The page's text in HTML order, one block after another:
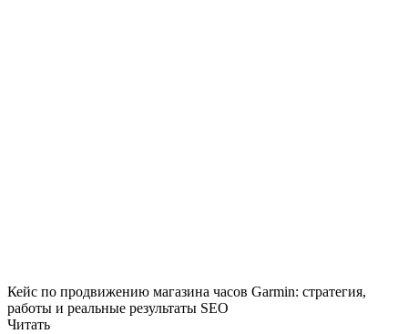
Кейс по продвижению магазина часов Garmin: стратегия,
работы и реальные результаты SEO
Читать